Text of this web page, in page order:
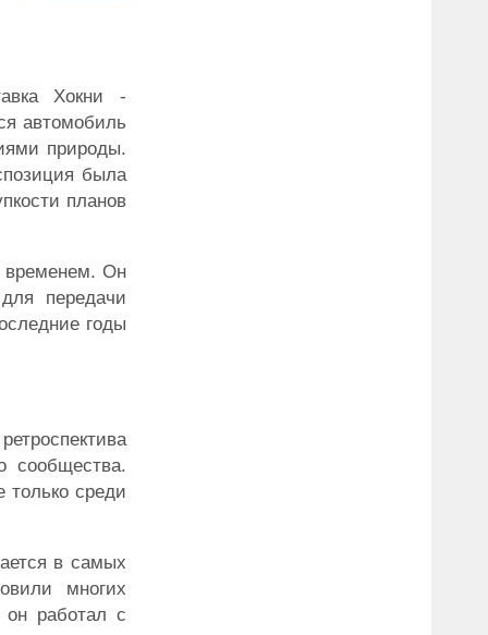
Хокни -
автомобиль
природы.
была
планов
временем. Он
передачи
годы
сообщества.
только среди
в самых
многих
он работал с